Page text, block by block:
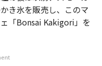
き氷を販売し、このマ
「Bonsai Kakigori」を